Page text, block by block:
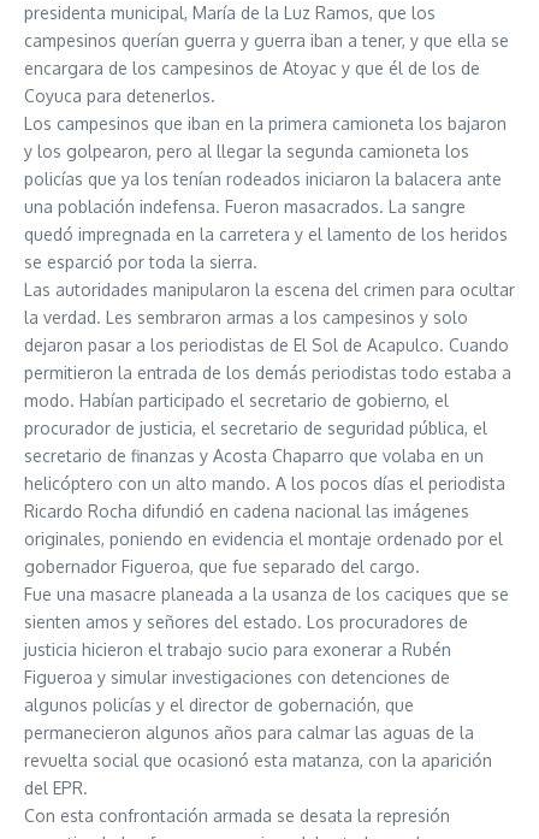
presidenta municipal, María de la Luz Ramos, que los
campesinos querían guerra y guerra iban a tener, y que ella se
encargara de los campesinos de Atoyac y que él de los de
Coyuca para detenerlos.
Los campesinos que iban en la primera camioneta los bajaron
y los golpearon, pero al llegar la segunda camioneta los
policías que ya los tenían rodeados iniciaron la balacera ante
una población indefensa. Fueron masacrados. La sangre
quedó impregnada en la carretera y el lamento de los heridos
se esparció por toda la sierra.
Las autoridades manipularon la escena del crimen para ocultar
la verdad. Les sembraron armas a los campesinos y solo
dejaron pasar a los periodistas de El Sol de Acapulco. Cuando
permitieron la entrada de los demás periodistas todo estaba a
modo. Habían participado el secretario de gobierno, el
procurador de justicia, el secretario de seguridad pública, el
secretario de finanzas y Acosta Chaparro que volaba en un
helicóptero con un alto mando. A los pocos días el periodista
Ricardo Rocha difundió en cadena nacional las imágenes
originales, poniendo en evidencia el montaje ordenado por el
gobernador Figueroa, que fue separado del cargo.
Fue una masacre planeada a la usanza de los caciques que se
sienten amos y señores del estado. Los procuradores de
justicia hicieron el trabajo sucio para exonerar a Rubén
Figueroa y simular investigaciones con detenciones de
algunos policías y el director de gobernación, que
permanecieron algunos años para calmar las aguas de la
revuelta social que ocasionó esta matanza, con la aparición
del EPR.
Con esta confrontación armada se desata la represión